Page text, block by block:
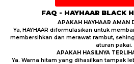
FAQ - HAYHAAR BLACK
APAKAH HAYHAAR AMAN
Ya, HAYHAAR diformulasikan untuk
membersihkan dan merawat rambut,
aturan pakai.
APAKAH HASILNYA
Ya. Warna hitam yang dihasilkan tampak